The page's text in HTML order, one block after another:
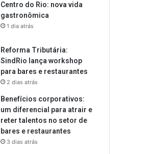
Centro do Rio: nova vida
gastronômica
1 dia atrás
Reforma Tributária:
SindRio lança workshop
para bares e restaurantes
2 dias atrás
Benefícios corporativos:
um diferencial para atrair e
reter talentos no setor de
bares e restaurantes
3 dias atrás